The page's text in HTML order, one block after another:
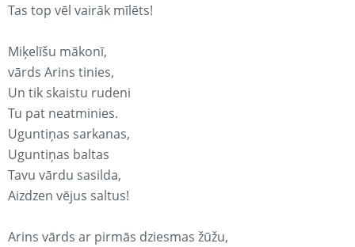
Tas top vēl vairāk mīlēts!
Miķelīšu mākonī,
vārds Arins tinies,
Un tik skaistu rudeni
Tu pat neatminies.
Uguntiņas sarkanas,
Uguntiņas baltas
Tavu vārdu sasilda,
Aizdzen vējus saltus!
Arins vārds ar pirmās dziesmas žūžu,